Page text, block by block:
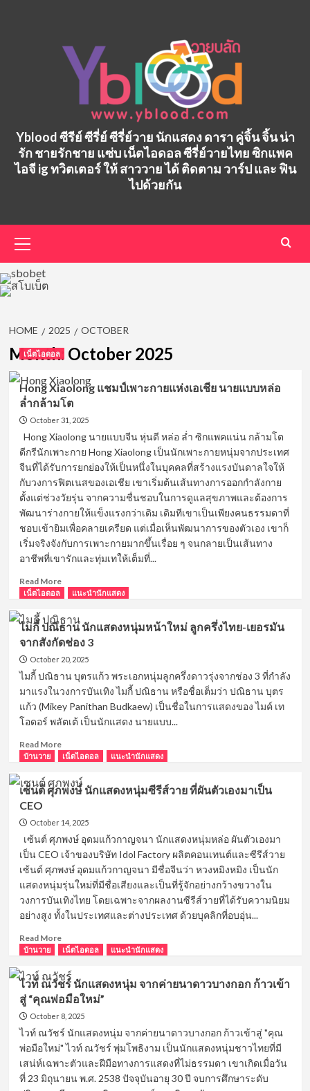
Yblood ซีรีย์ ซีรี่ย์ ซีรี่ย์วาย นักแสดง ดารา คู่จิ้น จิ้น น่า
รัก ชายรักชาย แซ่บ เน็ตไอดอล ซีรี่ย์วายไทย ซิกแพค
ไอจี ig ทวิตเตอร์ ให้ สาววาย ได้ ติดตาม วาร์ป และ ฟิน
ไปด้วยกัน
Menu
HOME 2025 OCTOBER
Month: October 2025
เน็ตไอดอล
Hong Xiaolong แชมป์เพาะกายแห่งเอเชีย นายแบบหล่อ
ล่ำกล้ามโต
October 31, 2025
Hong Xiaolong นายแบบจีน หุ่นดี หล่อ ล่ำ ซิกแพคแน่น กล้ามโต
ดีกรีนักเพาะกาย Hong Xiaolong เป็นนักเพาะกายหนุ่มจากประเทศ
จีนที่ได้รับการยกย่องให้เป็นหนึ่งในบุคคลที่สร้างแรงบันดาลใจให้
กับวงการฟิตเนสของเอเชีย เขาเริ่มต้นเส้นทางการออกกำลังกาย
ตั้งแต่ช่วงวัยรุ่น จากความชื่นชอบในการดูแลสุขภาพและต้องการ
พัฒนาร่างกายให้แข็งแรงกว่าเดิม เดิมทีเขาเป็นเพียงคนธรรมดาที่
ชอบเข้ายิมเพื่อคลายเครียด แต่เมื่อเห็นพัฒนาการของตัวเอง เขาก็
เริ่มจริงจังกับการเพาะกายมากขึ้นเรื่อย ๆ จนกลายเป็นเส้นทาง
อาชีพที่เขารักและทุ่มเทให้เต็มที่...
Read MoreRead
more
Hong
Xiaolong
แชมป์
เพาะ
เอเชีย
นาย
แบบ
ล่ำ
กล้าม
เน็ตไอดอล แนะนำนักแสดง
ไมกี้ ปณิธาน นักแสดงหนุ่มหน้าใหม่ ลูกครึ่งไทย-เยอรมัน
จากสังกัดช่อง 3
October 20, 2025
ไมกี้ ปณิธาน บุตรแก้ว พระเอกหนุ่มลูกครึ่งดาวรุ่งจากช่อง 3 ที่กำลัง
มาแรงในวงการบันเทิง ไมกี้ ปณิธาน หรือชื่อเต็มว่า ปณิธาน บุตร
แก้ว (Mikey Panithan Budkaew) เป็นชื่อในการแสดงของ ไมค์ เท
โอดอร์ พลัตเต้ เป็นนักแสดง นายแบบ...
Read MoreRead
more
ไม
กี้
นัก
แสดง
หนุ่ม
หน้า
ใหม่
ลูก
ครึ่ง
ไทย-
จาก
สังกัด
3
บ้านวาย เน็ตไอดอล แนะนำนักแสดง
เซ้นต์ ศุภพงษ์ นักแสดงหนุ่มซีรีส์วาย ที่ผันตัวเองมาเป็น
CEO
October 14, 2025
เซ้นต์ ศุภพงษ์ อุดมแก้วกาญจนา นักแสดงหนุ่มหล่อ ผันตัวเองมา
เป็น CEO เจ้าของบริษัท Idol Factory ผลิตคอนเทนต์และซีรีส์วาย
เซ้นต์ ศุภพงษ์ อุดมแก้วกาญจนา มีชื่อจีนว่า หวงหมิงหมิง เป็นนัก
แสดงหนุ่มรุ่นใหม่ที่มีชื่อเสียงและเป็นที่รู้จักอย่างกว้างขวางใน
วงการบันเทิงไทย โดยเฉพาะจากผลงานซีรีส์วายที่ได้รับความนิยม
อย่างสูง ทั้งในประเทศและต่างประเทศ ด้วยบุคลิกที่อบอุ่น...
Read MoreRead
more
เซ้นต์
ศุภ
พงษ์
นัก
แสดง
หนุ่ม
รีส์
วาย
บ้านวาย เน็ตไอดอล แนะนำนักแสดง
ไวท์ ณวัชร์ นักแสดงหนุ่ม จากค่ายนาดาวบางกอก ก้าวเข้า
สู่ “คุณพ่อมือใหม่”
October 8, 2025
ไวท์ ณวัชร์ นักแสดงหนุ่ม จากค่ายนาดาวบางกอก ก้าวเข้าสู่ "คุณ
พ่อมือใหม่" ไวท์ ณวัชร์ พุ่มโพธิงาม เป็นนักแสดงหนุ่มชาวไทยที่มี
เสน่ห์เฉพาะตัวและฝีมือทางการแสดงที่ไม่ธรรมดา เขาเกิดเมื่อวัน
ที่ 23 มิถุนายน พ.ศ. 2538 ปัจจุบันอายุ 30 ปี จบการศึกษาระดับ